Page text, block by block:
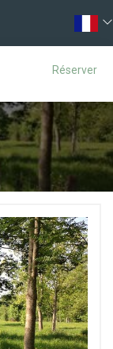
Réserver